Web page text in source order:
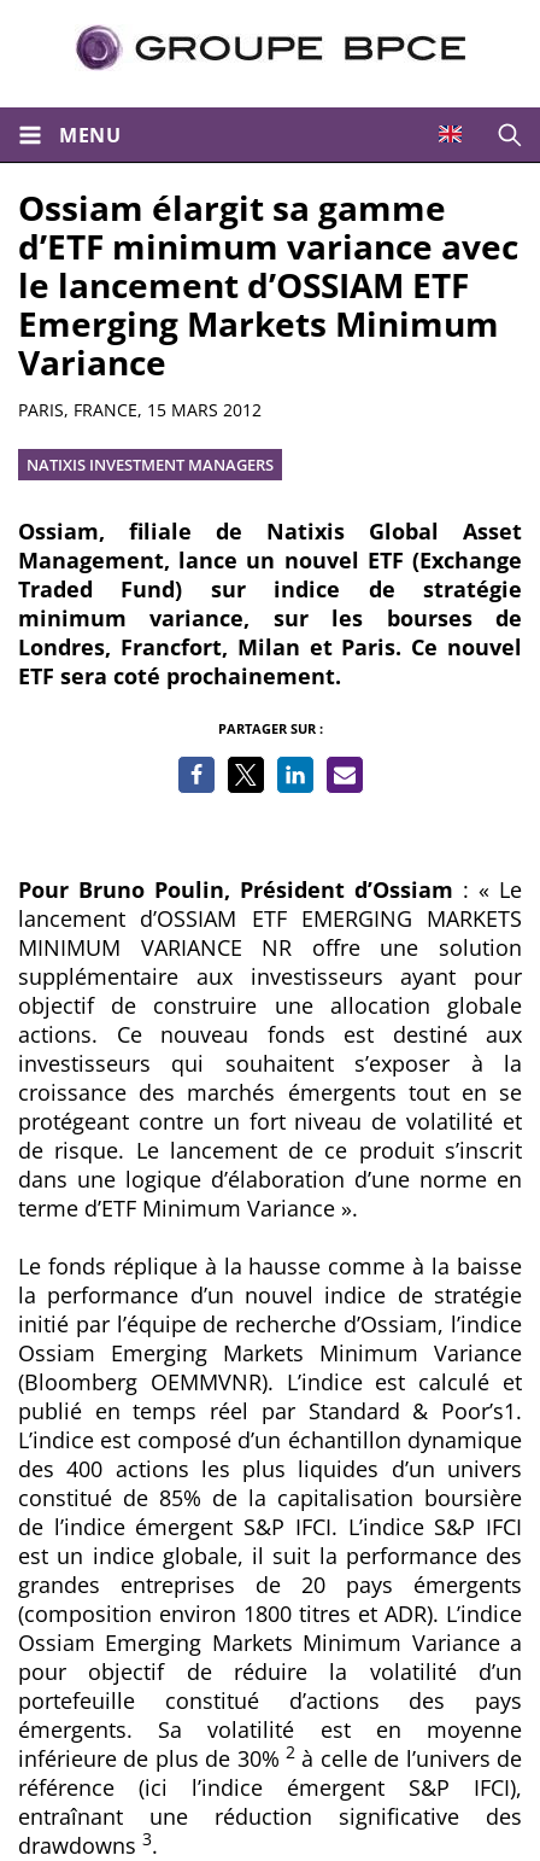
MENU
Ossiam élargit sa gamme
d’ETF minimum variance avec
le lancement d’OSSIAM ETF
Emerging Markets Minimum
Variance
Résumé
PARIS, FRANCE, 15 MARS 2012
NATIXIS INVESTMENT MANAGERS
Ossiam, filiale de Natixis Global Asset
Management, lance un nouvel ETF (Exchange
Traded Fund) sur indice de stratégie
minimum variance, sur les bourses de
Londres, Francfort, Milan et Paris. Ce nouvel
ETF sera coté prochainement.
PARTAGER SUR :
Pour Bruno Poulin, Président d’Ossiam : « Le
lancement d’OSSIAM ETF EMERGING MARKETS
MINIMUM
VARIANCE NR offre une solution
supplémentaire aux investisseurs ayant pour
objectif de construire une allocation globale
actions. Ce nouveau fonds est destiné aux
investisseurs qui souhaitent s’exposer à la
croissance des marchés émergents tout en se
protégeant contre un fort niveau de volatilité et
de risque. Le lancement de ce produit s’inscrit
dans une logique d’élaboration d’une norme en
terme d’ETF Minimum Variance ».
Le fonds réplique à la hausse comme à la baisse
la performance d’un nouvel indice de stratégie
initié par l’équipe de recherche d’Ossiam, l’indice
Ossiam Emerging Markets Minimum Variance
(Bloomberg OEMMVNR). L’indice est calculé et
publié en temps réel par Standard & Poor’s1.
L’indice est composé d’un échantillon dynamique
des 400 actions les plus liquides d’un univers
constitué de 85% de la capitalisation boursière
de l’indice émergent S&P IFCI. L’indice S&P IFCI
est un indice globale, il suit la performance des
grandes entreprises de 20 pays émergents
(composition environ 1800 titres et ADR). L’indice
Ossiam Emerging Markets Minimum Variance a
pour objectif de réduire la volatilité d’un
portefeuille constitué d’actions des pays
émergents. Sa volatilité est en moyenne
inférieure de plus de 30% 2 à celle de l’univers de
référence (ici l’indice émergent S&P IFCI),
entraînant une réduction significative des
drawdowns 3.